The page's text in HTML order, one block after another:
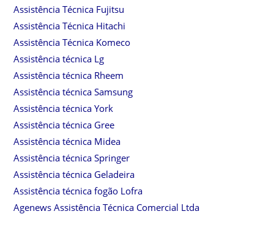
Assistência Técnica Fujitsu
Assistência Técnica Hitachi
Assistência Técnica Komeco
Assistência técnica Lg
Assistência técnica Rheem
Assistência técnica Samsung
Assistência técnica York
Assistência técnica Gree
Assistência técnica Midea
Assistência técnica Springer
Assistência técnica Geladeira
Assistência técnica fogão Lofra
Agenews Assistência Técnica Comercial Ltda